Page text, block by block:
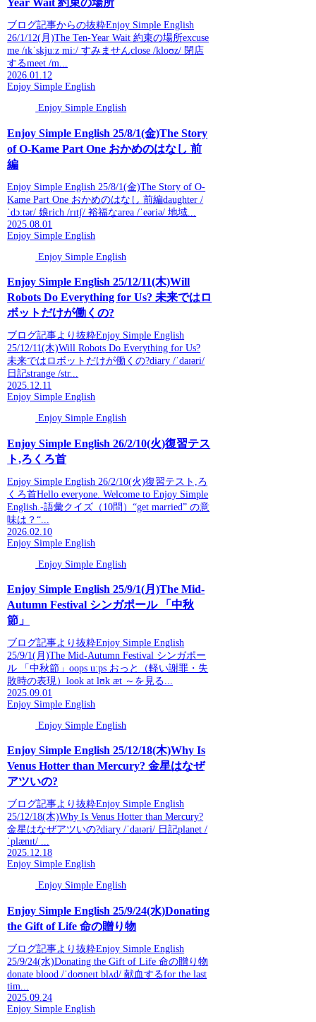
Year Wait 約束の場所
ブログ記事からの抜粋Enjoy Simple English
26/1/12(月)The Ten-Year Wait 約束の場所excuse
me /ɪkˈskjuːz miː/ すみませんclose /kloʊz/ 閉店
するmeet /m...
2026.01.12
Enjoy Simple English
Enjoy Simple English
Enjoy Simple English 25/8/1(金)The Story
of O-Kame Part One おかめのはなし 前
編
Enjoy Simple English 25/8/1(金)The Story of O-
Kame Part One おかめのはなし 前編daughter /
ˈdɔːtər/ 娘rich /rɪtʃ/ 裕福なarea /ˈeəriə/ 地域...
2025.08.01
Enjoy Simple English
Enjoy Simple English
Enjoy Simple English 25/12/11(木)Will
Robots Do Everything for Us? 未来ではロ
ボットだけが働くの?
ブログ記事より抜粋Enjoy Simple English
25/12/11(木)Will Robots Do Everything for Us?
未来ではロボットだけが働くの?diary /ˈdaɪəri/
日記strange /str...
2025.12.11
Enjoy Simple English
Enjoy Simple English
Enjoy Simple English 26/2/10(火)復習テス
ト,ろくろ首
Enjoy Simple English 26/2/10(火)復習テスト,ろ
くろ首Hello everyone. Welcome to Enjoy Simple
English.-語彙クイズ（10問）“get married” の意
味は？“...
2026.02.10
Enjoy Simple English
Enjoy Simple English
Enjoy Simple English 25/9/1(月)The Mid-
Autumn Festival シンガポール 「中秋
節」
ブログ記事より抜粋Enjoy Simple English
25/9/1(月)The Mid-Autumn Festival シンガポー
ル 「中秋節」oops uːps おっと（軽い謝罪・失
敗時の表現）look at lʊk æt ～を見る...
2025.09.01
Enjoy Simple English
Enjoy Simple English
Enjoy Simple English 25/12/18(木)Why Is
Venus Hotter than Mercury? 金星はなぜ
アツいの?
ブログ記事より抜粋Enjoy Simple English
25/12/18(木)Why Is Venus Hotter than Mercury?
金星はなぜアツいの?diary /ˈdaɪəri/ 日記planet /
ˈplænɪt/ ...
2025.12.18
Enjoy Simple English
Enjoy Simple English
Enjoy Simple English 25/9/24(水)Donating
the Gift of Life 命の贈り物
ブログ記事より抜粋Enjoy Simple English
25/9/24(水)Donating the Gift of Life 命の贈り物
donate blood /ˈdoʊneɪt blʌd/ 献血するfor the last
tim...
2025.09.24
Enjoy Simple English